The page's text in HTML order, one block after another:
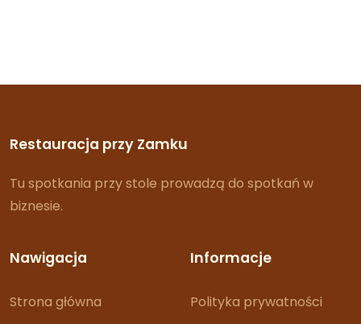
Restauracja przy Zamku
Tu spotkania przy stole prowadzą do spotkań w
biznesie.
Nawigacja
Strona główna
Informacje
Polityka prywatności